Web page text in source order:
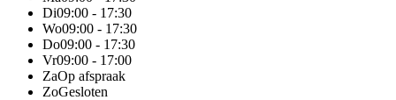
Di09:00 - 17:30
Wo09:00 - 17:30
Do09:00 - 17:30
Vr09:00 - 17:00
ZaOp afspraak
ZoGesloten